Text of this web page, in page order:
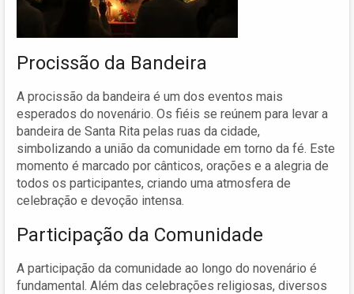
Procissão da Bandeira
A procissão da bandeira é um dos eventos mais
esperados do novenário. Os fiéis se reúnem para levar a
bandeira de Santa Rita pelas ruas da cidade,
simbolizando a união da comunidade em torno da fé. Este
momento é marcado por cânticos, orações e a alegria de
todos os participantes, criando uma atmosfera de
celebração e devoção intensa.
Participação da Comunidade
A participação da comunidade ao longo do novenário é
fundamental. Além das celebrações religiosas, diversos